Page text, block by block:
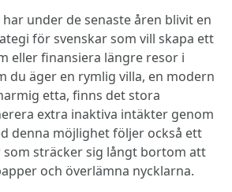
har under de senaste åren blivit en
för svenskar som vill skapa ett
eller finansiera längre resor i
du äger en rymlig villa, en modern
etta, finns det stora
extra inaktiva intäkter genom
denna möjlighet följer också ett
sträcker sig långt bortom att
och överlämna nycklarna.